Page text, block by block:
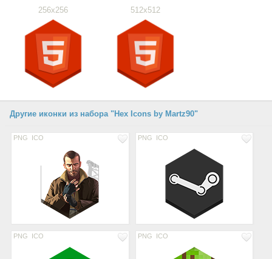
256x256 512x512
Другие иконки из набора "Hex Icons by Martz90"
PNG ICO PNG ICO
PNG ICO PNG ICO